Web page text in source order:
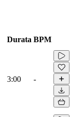
Durata BPM
3:00 -